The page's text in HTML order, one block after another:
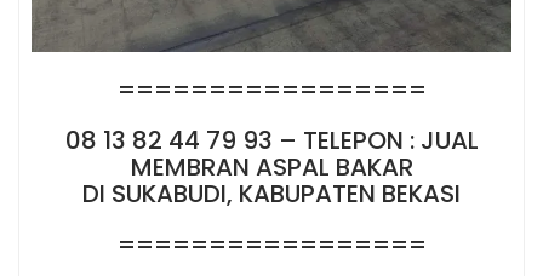
=================
08 13 82 44 79 93 – TELEPON : JUAL
MEMBRAN ASPAL BAKAR
DI SUKABUDI, KABUPATEN BEKASI
=================